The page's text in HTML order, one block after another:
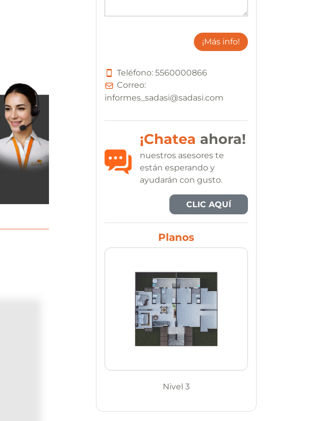
¡Más info!
Teléfono:5560000866
Correo:
informes_sadasi@sadasi.com
¡Chatea ahora!
nuestros asesores te
están esperando y
ayudarán con gusto.
CLIC AQUÍ
Planos
Nivel 3